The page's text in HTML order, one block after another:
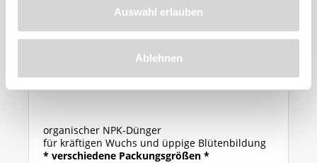
Auswahl erlauben
Ablehnen
Azet® RhododendronDünger
organischer NPK-Dünger
für kräftigen Wuchs und üppige Blütenbildung
* verschiedene Packungsgrößen *